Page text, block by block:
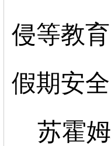
侵等教
假期安全
苏霍